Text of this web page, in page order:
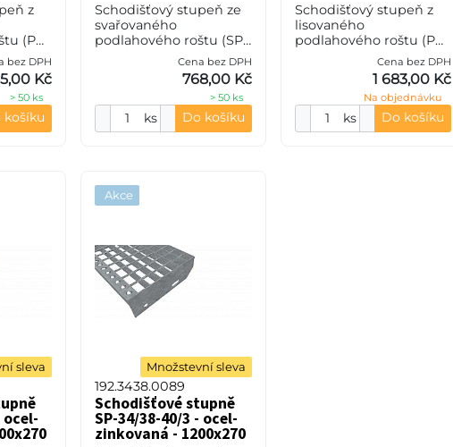
z
(PR),
11
síla
bez DPH
Kč
> 50 ks
košíku
Schodišťový stupeň ze
svařovaného
podlahového roštu (SP),
34/38 - rozteče nosných
34 mm / rozpěrných 38
mm, výška 40 mm, síla
2 mm, ocel S235JR
(ST37.
Cena bez DPH
768,00 Kč
> 50 ks
ks Do košíku
Schodišťový stupeň z
lisovaného
podlahového roštu (PR),
33/11 - rozteče nosných
33 mm / rozpěrných 11
mm, výška 40 mm, síla
3 mm, ocel S235JR
(ST37.2
Cena bez DPH
1 683,00 Kč
Na objednávku
ks Do košíku
sleva
ocel-
Akce
Množstevní sleva
192.3438.0089
Schodišťové stupně
SP-34/38-40/3 - ocel-
zinkovaná - 1200x270